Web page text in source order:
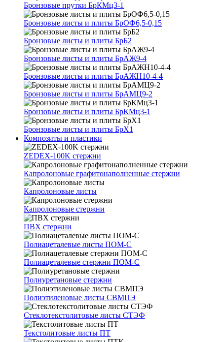
Бронзовые прутки БрКМц3-1
Бронзовые листы и плиты БрОФ6,5-0,15
Бронзовые листы и плиты БрБ2
Бронзовые листы и плиты БрАЖ9-4
Бронзовые листы и плиты БрАЖН10-4-4
Бронзовые листы и плиты БрАМЦ9-2
Бронзовые листы и плиты БрКМц3-1
Бронзовые листы и плиты БрХ1
Композиты и пластики
ZEDEX-100K стержни
Капролоновые графитонаполненные стержни
Капролоновые листы
Капролоновые стержни
ПВХ стержни
Полиацеталевые листы ПОМ-С
Полиацеталевые стержни ПОМ-С
Полиуретановые стержни
Полиэтиленовые листы СВМПЭ
Стеклотекстолитовые листы СТЭФ
Текстолитовые листы ПТ